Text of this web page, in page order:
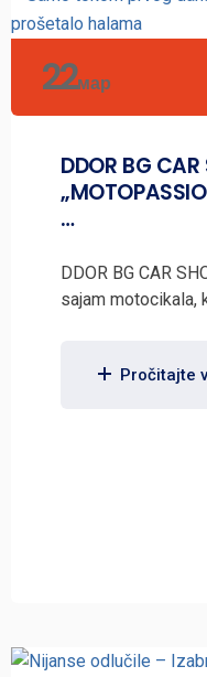
22мар
DDOR BG
…
DDOR BG CAR
sajam motocikala,
Pročitajte